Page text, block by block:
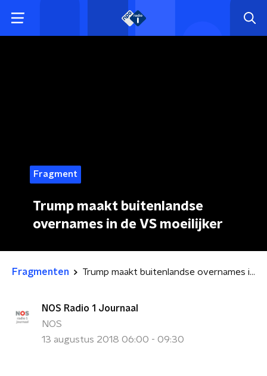
Fragment
Trump maakt buitenlandse
overnames in de VS moeilijker
Fragmenten Trump maakt buitenlandse overnames in de VS moeilijker
NOS Radio 1 Journaal
NOS
13 augustus 2018 06:00 - 09:30